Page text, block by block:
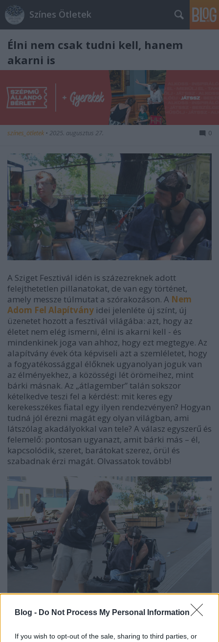
Blog - Do Not Process My Personal Information
If you wish to opt-out of the sale, sharing to third parties, or
Színes Ötletek
Élni nem csak tudni kell, hanem
akarni is
színes_ötletek • 2025. augusztus 27. 0
A Sziget Fesztivál idén is százezreknek adott
felejthetetlen pillanatokat, de van egy történet,
amely messze túlmutat a szórakozáson. A Nem
Adom Fel Alapítvány idei jelenléte új színt, új
üzenetet hozott a fesztivál világába: azt, hogy az
életet nem elég ismerni, élni is akarni kell - és
mindenkinek joga van ahhoz, hogy ezt megtegye. Az
alapítvány évek óta képviseli azt a szemléletet, hogy
a fogyatékossággal élőknek ugyanolyan joguk van
az élményekhez, a közösségi lét örömeihez, mint
bárki másnak. Az „átlagember” talán sokszor
kételkedve teszi fel a kérdést: mit keres egy
kerekesszékes fiatal egy ilyen rendezvényen? Hogyan
tudná jól érezni magát egy olyan világban, ami
látszólag akadályokkal van tele? A válasz egyszerű és
felemelő: pontosan ugyanazt, amit bárki más – él,
kapcsolódik, szeret, barátokat szerez, örül és
szabadnak érzi magát. Olvassatok tovább!